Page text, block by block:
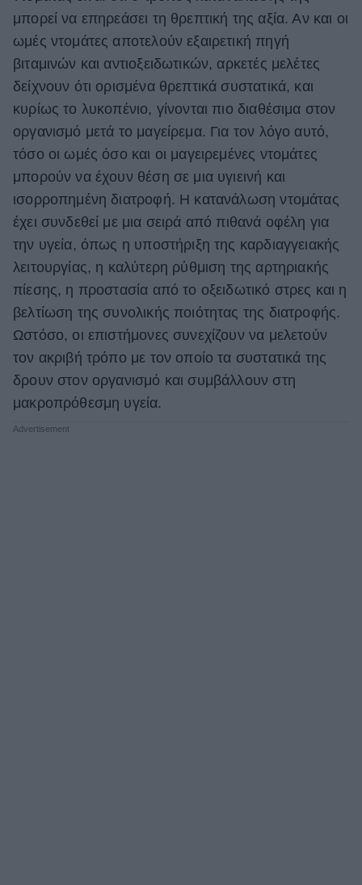
μπορεί να επηρεάσει τη θρεπτική της αξία. Αν και οι
ωμές ντομάτες αποτελούν εξαιρετική πηγή
βιταμινών και αντιοξειδωτικών, αρκετές μελέτες
δείχνουν ότι ορισμένα θρεπτικά συστατικά, και
κυρίως το λυκοπένιο, γίνονται πιο διαθέσιμα στον
οργανισμό μετά το μαγείρεμα. Για τον λόγο αυτό,
τόσο οι ωμές όσο και οι μαγειρεμένες ντομάτες
μπορούν να έχουν θέση σε μια υγιεινή και
ισορροπημένη διατροφή. Η κατανάλωση ντομάτας
έχει συνδεθεί με μια σειρά από πιθανά οφέλη για
την υγεία, όπως η υποστήριξη της καρδιαγγειακής
λειτουργίας, η καλύτερη ρύθμιση της αρτηριακής
πίεσης, η προστασία από το οξειδωτικό στρες και η
βελτίωση της συνολικής ποιότητας της διατροφής.
Ωστόσο, οι επιστήμονες συνεχίζουν να μελετούν
τον ακριβή τρόπο με τον οποίο τα συστατικά της
δρουν στον οργανισμό και συμβάλλουν στη
μακροπρόθεσμη υγεία.